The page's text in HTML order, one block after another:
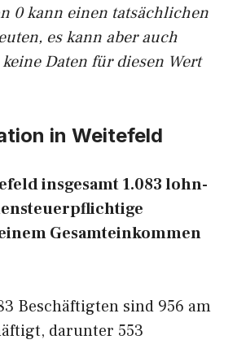
0 kann einen tatsächlichen
es kann aber auch
Daten für diesen Wert
in Weitefeld
insgesamt 1.083 lohn-
Gesamteinkommen
Beschäftigten sind 956 am
darunter 553